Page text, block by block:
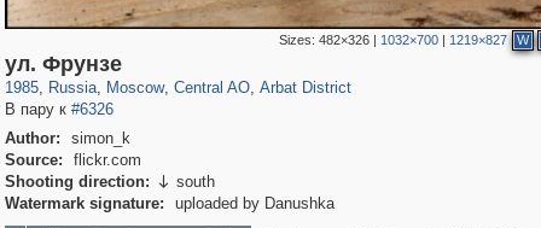
Sizes:482×326 | 1032×700 | 1219×827 W
ул. Фрунзе
1985, Russia
1,407,373
, Moscow
319,882 8,286
, Central AO
160,021
, Arbat District
В пару к #6326
Author:
simon_k
Source:
flickr.com
Shooting direction:  south
Watermark signature:
uploaded by Danushka